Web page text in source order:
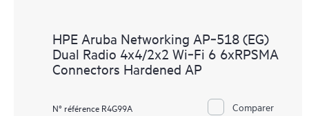
HPE Aruba Networking AP‑518 (EG)
Dual Radio 4x4/2x2 Wi‑Fi 6 6xRPSMA
Connectors Hardened AP
N° référence R4G99A Comparer